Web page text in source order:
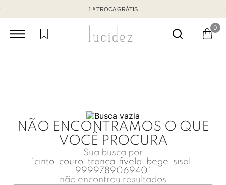
1 ª TROCA GRÁTIS
0
NÃO ENCONTRAMOS O QUE
VOCÊ PROCURA
Sua busca por
"cinto-couro-tranca-fivela-bege-sisal-
999978906940"
não encontrou resultados